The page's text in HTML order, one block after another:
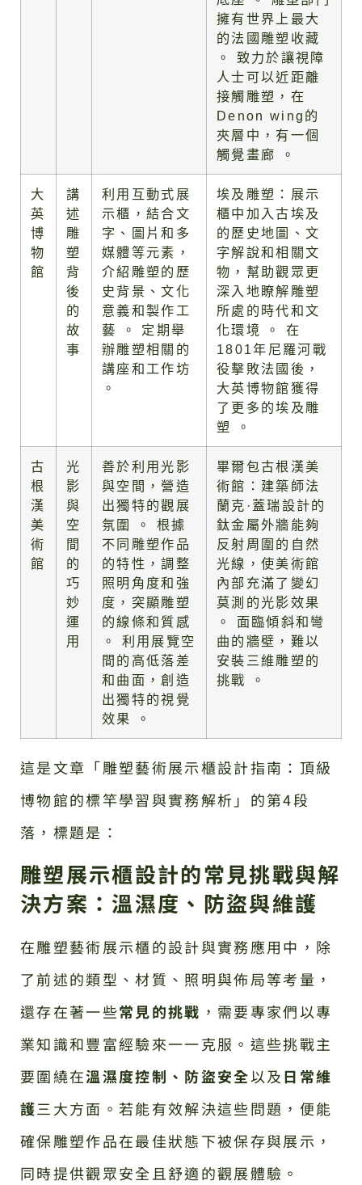
擁有世界上最大
的法國雕塑收藏
。 致力於讓視障
人士可以近距離
接觸雕塑，在
Denon wing的
夾層中，有一個
觸覺畫廊 。
大
英
博
物
館
講
述
雕
塑
背
後
的
故
事
利用互動式展
示櫃，結合文
字、圖片和多
媒體等元素，
介紹雕塑的歷
史背景、文化
意義和製作工
藝 。 定期舉
辦雕塑相關的
講座和工作坊
。
埃及雕塑：展示
櫃中加入古埃及
的歷史地圖、文
字解說和相關文
物，幫助觀眾更
深入地瞭解雕塑
所處的時代和文
化環境 。 在
1801年尼羅河戰
役擊敗法國後，
大英博物館獲得
了更多的埃及雕
塑 。
古
根
漢
美
術
館
光
影
與
空
間
的
巧
妙
運
用
善於利用光影
與空間，營造
出獨特的觀展
氛圍 。 根據
不同雕塑作品
的特性，調整
照明角度和強
度，突顯雕塑
的線條和質感
。 利用展覽空
間的高低落差
和曲面，創造
出獨特的視覺
效果 。
畢爾包古根漢美
術館：建築師法
蘭克·蓋瑞設計的
鈦金屬外牆能夠
反射周圍的自然
光線，使美術館
內部充滿了變幻
莫測的光影效果
。 面臨傾斜和彎
曲的牆壁，難以
安裝三維雕塑的
挑戰 。
這是文章「雕塑藝術展示櫃設計指南：頂級
博物館的標竿學習與實務解析」的第4段
落，標題是：
雕塑展示櫃設計的常見挑戰與解
決方案：溫濕度、防盜與維護
在雕塑藝術展示櫃的設計與實務應用中，除
了前述的類型、材質、照明與佈局等考量，
還存在著一些常見的挑戰 ，需要專家們以專
業知識和豐富經驗來一一克服。這些挑戰主
要圍繞在溫濕度控制、防盜安全以及日常維
護三大方面。若能有效解決這些問題，便能
確保雕塑作品在最佳狀態下被保存與展示，
同時提供觀眾安全且舒適的觀展體驗。